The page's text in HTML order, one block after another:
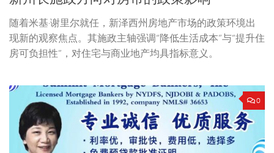
随着米基·谢里尔就任，新泽西州房地产市场的政策环境出
现新的观察焦点。其施政主轴强调“降低生活成本”与“提升住
房可负担性”，对住宅与商业地产均具指标意义。
0